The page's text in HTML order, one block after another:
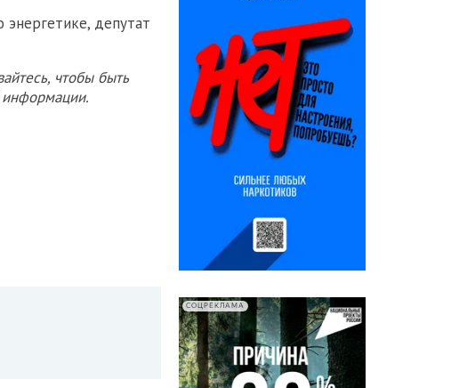
депутат
чтобы быть
информации.
СОЦРЕКЛАМА